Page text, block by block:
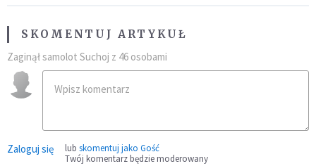
SKOMENTUJ ARTYKUŁ
Zaginął samolot Suchoj z 46 osobami
Zaloguj się lub skomentuj jako Gość
Twój komentarz będzie moderowany